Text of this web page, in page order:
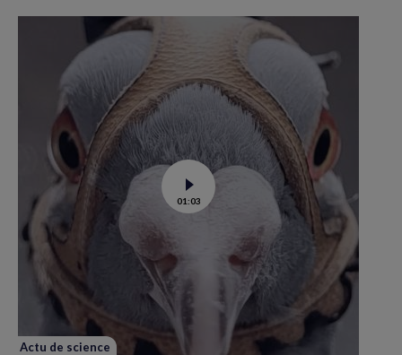
Voir
la
vidéo
01:03
Actu de science